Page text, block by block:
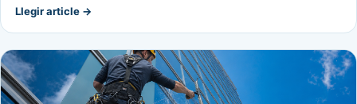
Llegir article →